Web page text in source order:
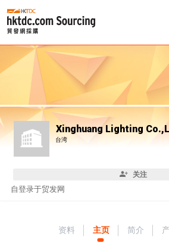
Xinghuang Lighting
台湾
关注
自登录于贸发网
资料 主页 简介